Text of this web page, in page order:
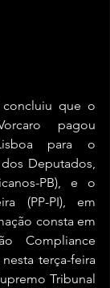
concluiu que o
pagou
para o
Deputados,
PB), e o
(PP-PI), em
consta em
Compliance
terça-feira
Tribunal